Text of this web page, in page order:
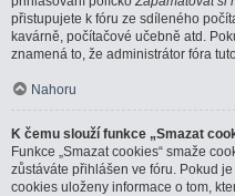
přistupujete k fóru ze sdíleného
kavárně, počítačové učebně atd.
znamená to, že administrátor fóra
Nahoru
K čemu slouží funkce „Smazat
Funkce „Smazat cookies“ smaže
zůstáváte přihlášen ve fóru. Pokud
cookies uloženy informace o tom,